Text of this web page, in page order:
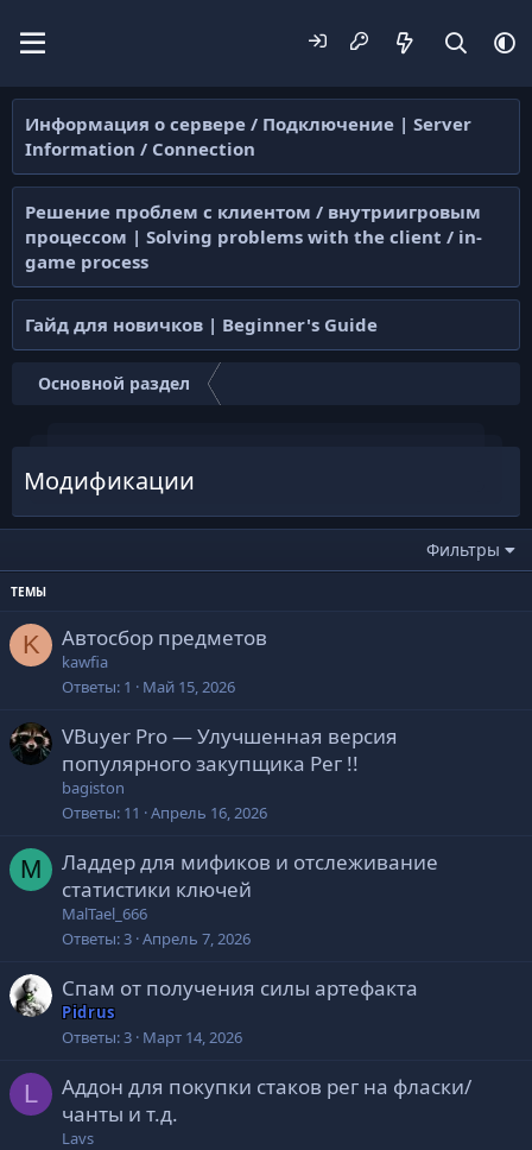
Информация о сервере / Подключение | Server
Information / Connection
Решение проблем с клиентом / внутриигровым
процессом | Solving problems with the client / in-
game process
Гайд для новичков | Beginner's Guide
Основной раздел
Модификации
Фильтры
ТЕМЫ
K Автосбор предметов
kawfia
Ответы 1 Май 15, 2026
VBuyer Pro — Улучшенная версия
популярного закупщика Рег !!
bagiston
Ответы 11 Апрель 16, 2026
M
Ладдер для мификов и отслеживание
статистики ключей
MalTael_666
Ответы 3 Апрель 7, 2026
Спам от получения силы артефакта
Pidrus
Ответы 3 Март 14, 2026
L
Аддон для покупки стаков рег на фласки/
чанты и т.д.
Lavs